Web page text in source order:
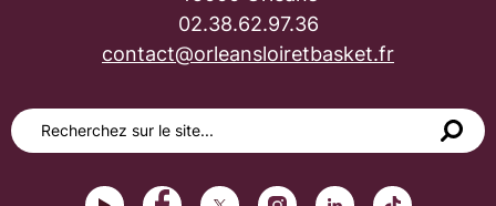
02.38.62.97.36
contact@orleansloiretbasket.fr